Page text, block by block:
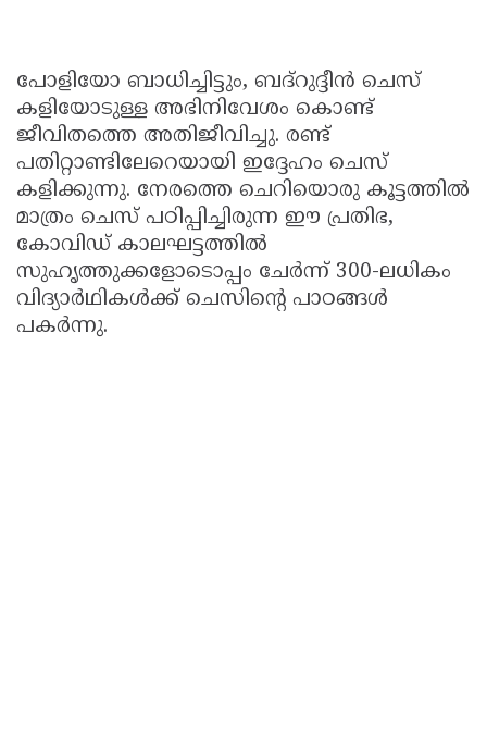
പോളിയോ ബാധിച്ചിട്ടും, ബദ്റുദ്ദീൻ ചെസ്
കളിയോടുള്ള അഭിനിവേശം കൊണ്ട്
ജീവിതത്തെ അതിജീവിച്ചു. രണ്ട്
പതിറ്റാണ്ടിലേറെയായി ഇദ്ദേഹം ചെസ്
കളിക്കുന്നു. നേരത്തെ ചെറിയൊരു കൂട്ടത്തിൽ
മാത്രം ചെസ് പഠിപ്പിച്ചിരുന്ന ഈ പ്രതിഭ,
കോവിഡ് കാലഘട്ടത്തിൽ
സുഹൃത്തുക്കളോടൊപ്പം ചേർന്ന് 300-ലധികം
വിദ്യാർഥികൾക്ക് ചെസിന്റെ പാഠങ്ങൾ
പകർന്നു.